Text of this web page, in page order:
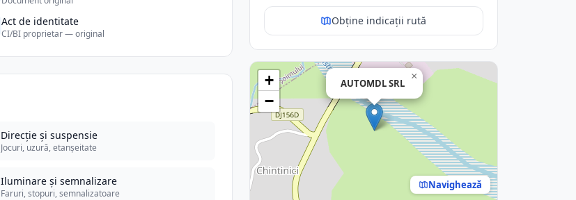
Act de identitate
CI/BI proprietar — original
Direcție și suspensie
Jocuri, uzură, etanșeitate
Iluminare și semnalizare
Faruri, stopuri, semnalizatoare
Obține indicații rută
AUTOMDL SRL
×
+
−
Navighează